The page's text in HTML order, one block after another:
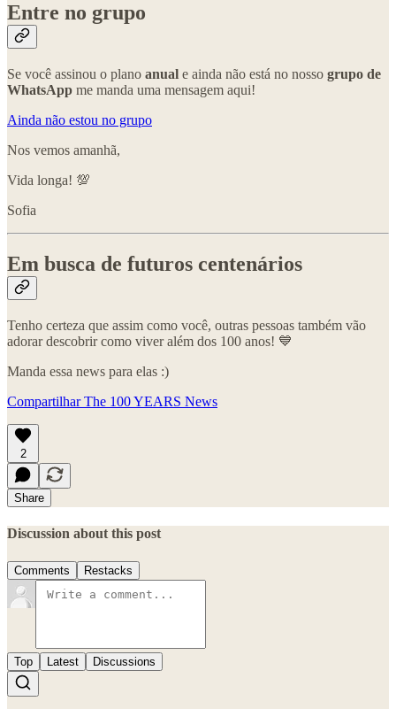
Entre no grupo
Se você assinou o plano anual e ainda não está no nosso grupo de
WhatsApp me manda uma mensagem aqui!
Ainda não estou no grupo
Nos vemos amanhã,
Vida longa! 💯
Sofia
Em busca de futuros centenários
Tenho certeza que assim como você, outras pessoas também vão
adorar descobrir como viver além dos 100 anos! 💙
Manda essa news para elas :)
Compartilhar The 100 YEARS News
2
Share
Discussion about this post
Comments Restacks
Top Latest Discussions